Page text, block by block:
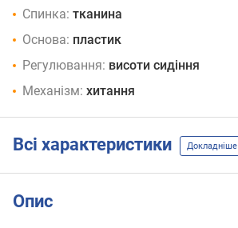
Спинка: тканина
Основа: пластик
Регулювання: висоти сидіння
Механізм: хитання
Всі характеристики Докладніше
Опис